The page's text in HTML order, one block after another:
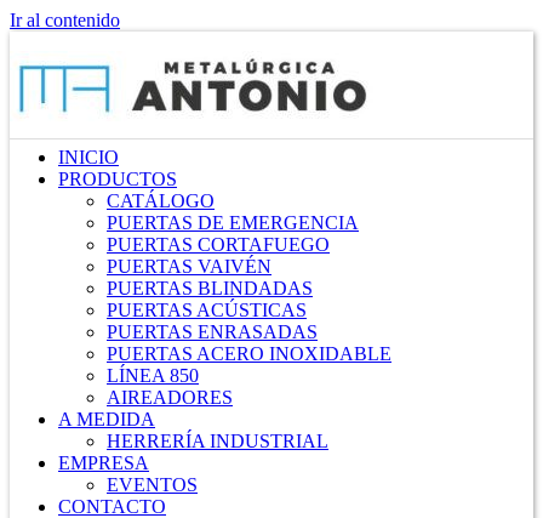
Ir al contenido
INICIO
PRODUCTOS
CATÁLOGO
PUERTAS DE EMERGENCIA
PUERTAS CORTAFUEGO
PUERTAS VAIVÉN
PUERTAS BLINDADAS
PUERTAS ACÚSTICAS
PUERTAS ENRASADAS
PUERTAS ACERO INOXIDABLE
LÍNEA 850
AIREADORES
A MEDIDA
HERRERÍA INDUSTRIAL
EMPRESA
EVENTOS
CONTACTO